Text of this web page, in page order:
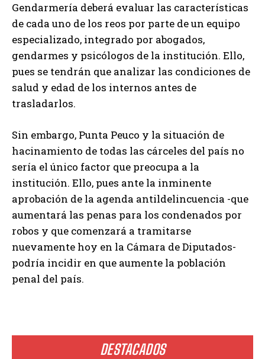
DESTACADOS
Gendarmería deberá evaluar las características
de cada uno de los reos por parte de un equipo
especializado, integrado por abogados,
gendarmes y psicólogos de la institución. Ello,
pues se tendrán que analizar las condiciones de
salud y edad de los internos antes de
trasladarlos.
Sin embargo, Punta Peuco y la situación de
hacinamiento de todas las cárceles del país no
sería el único factor que preocupa a la
institución. Ello, pues ante la inminente
aprobación de la agenda antildelincuencia -que
aumentará las penas para los condenados por
robos y que comenzará a tramitarse
nuevamente hoy en la Cámara de Diputados-
podría incidir en que aumente la población
penal del país.